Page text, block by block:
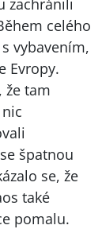
zachránili
celého
vybavením,
Evropy.
že tam
špatnou
se, že
také
pomalu.